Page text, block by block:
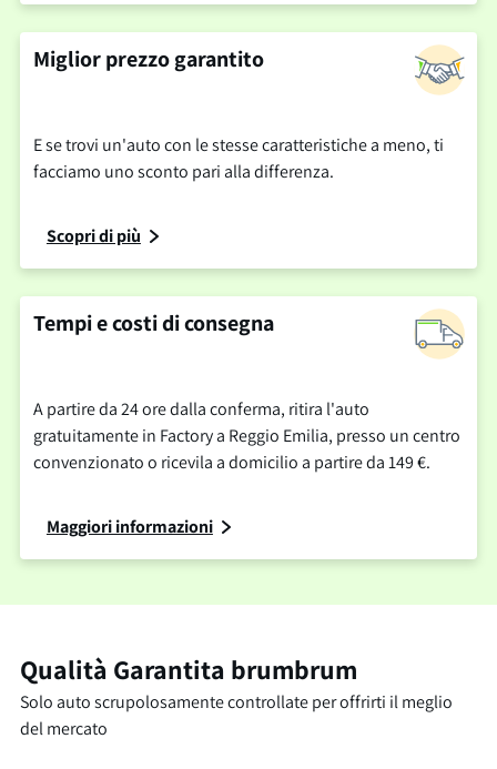
Miglior prezzo garantito
E se trovi un'auto con le stesse caratteristiche a meno, ti
facciamo uno sconto pari alla differenza.
Scopri di più
Tempi e costi di consegna
A partire da 24 ore dalla conferma, ritira l'auto
gratuitamente in Factory a Reggio Emilia, presso un centro
convenzionato o ricevila a domicilio a partire da 149 €.
Maggiori informazioni
Qualità Garantita brumbrum
Solo auto scrupolosamente controllate per offrirti il meglio
del mercato